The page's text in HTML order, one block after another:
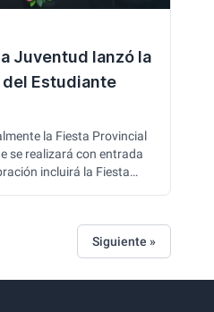
Juventud lanzó la
Estudiante
la Fiesta Provincial
se realizará con entrada
incluirá la Fiesta
la instancia provincial
con espectáculos,
de la
para la Fiesta Nacional de
Siguiente »